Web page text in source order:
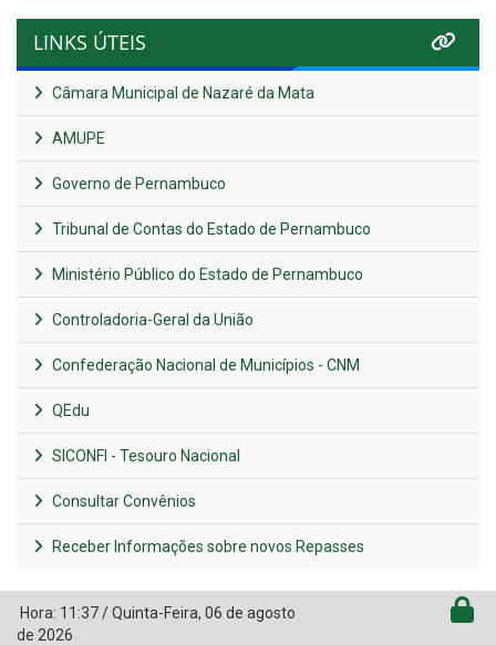
LINKS ÚTEIS
Câmara Municipal de Nazaré da Mata
AMUPE
Governo de Pernambuco
Tribunal de Contas do Estado de Pernambuco
Ministério Público do Estado de Pernambuco
Controladoria-Geral da União
Confederação Nacional de Municípios - CNM
QEdu
SICONFI - Tesouro Nacional
Consultar Convênios
Receber Informações sobre novos Repasses
Hora: 11:37/Quinta-Feira, 06 de agosto
de 2026